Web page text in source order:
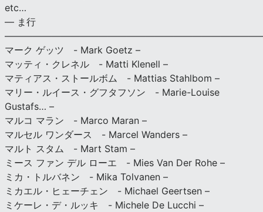
etc…
— ま行
マーク ゲッツ - Mark Goetz –
マッティ・クレネル - Matti Klenell –
マティアス・ストールボム - Mattias Stahlbom –
マリー・ルイース・グフタフソン - Marie-Louise
Gustafs… –
マルコ マラン - Marco Maran –
マルセル ワンダース - Marcel Wanders –
マルト スタム - Mart Stam –
ミース ファン デル ローエ - Mies Van Der Rohe –
ミカ・トルバネン - Mika Tolvanen –
ミカエル・ヒェーチェン - Michael Geertsen –
ミケーレ・デ・ルッキ - Michele De Lucchi –